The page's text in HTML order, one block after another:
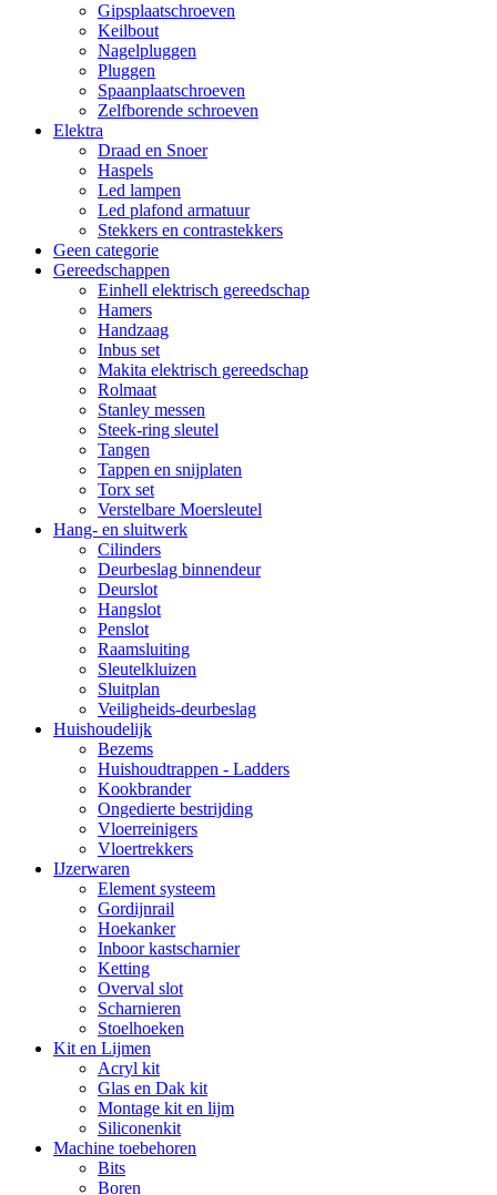
Gipsplaatschroeven
Keilbout
Nagelpluggen
Pluggen
Spaanplaatschroeven
Zelfborende schroeven
Elektra
Draad en Snoer
Haspels
Led lampen
Led plafond armatuur
Stekkers en contrastekkers
Geen categorie
Gereedschappen
Einhell elektrisch gereedschap
Hamers
Handzaag
Inbus set
Makita elektrisch gereedschap
Rolmaat
Stanley messen
Steek-ring sleutel
Tangen
Tappen en snijplaten
Torx set
Verstelbare Moersleutel
Hang- en sluitwerk
Cilinders
Deurbeslag binnendeur
Deurslot
Hangslot
Penslot
Raamsluiting
Sleutelkluizen
Sluitplan
Veiligheids-deurbeslag
Huishoudelijk
Bezems
Huishoudtrappen - Ladders
Kookbrander
Ongedierte bestrijding
Vloerreinigers
Vloertrekkers
IJzerwaren
Element systeem
Gordijnrail
Hoekanker
Inboor kastscharnier
Ketting
Overval slot
Scharnieren
Stoelhoeken
Kit en Lijmen
Acryl kit
Glas en Dak kit
Montage kit en lijm
Siliconenkit
Machine toebehoren
Bits
Boren